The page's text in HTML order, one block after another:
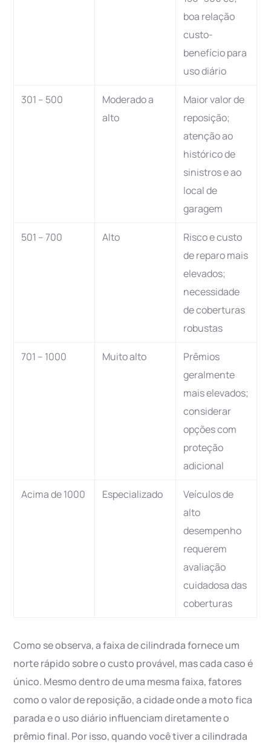
boa relação
custo-
benefício para
uso diário
301 – 500
Moderado a
alto
Maior valor de
reposição;
atenção ao
histórico de
sinistros e ao
local de
garagem
501 – 700 Alto
Risco e custo
de reparo mais
elevados;
necessidade
de coberturas
robustas
701 – 1000 Muito alto
Prêmios
geralmente
mais elevados;
considerar
opções com
proteção
adicional
Acima de 1000 Especializado
Veículos de
alto
desempenho
requerem
avaliação
cuidadosa das
coberturas
Como se observa, a faixa de cilindrada fornece um
norte rápido sobre o custo provável, mas cada caso é
único. Mesmo dentro de uma mesma faixa, fatores
como o valor de reposição, a cidade onde a moto fica
parada e o uso diário influenciam diretamente o
prêmio final. Por isso, quando você tiver a cilindrada